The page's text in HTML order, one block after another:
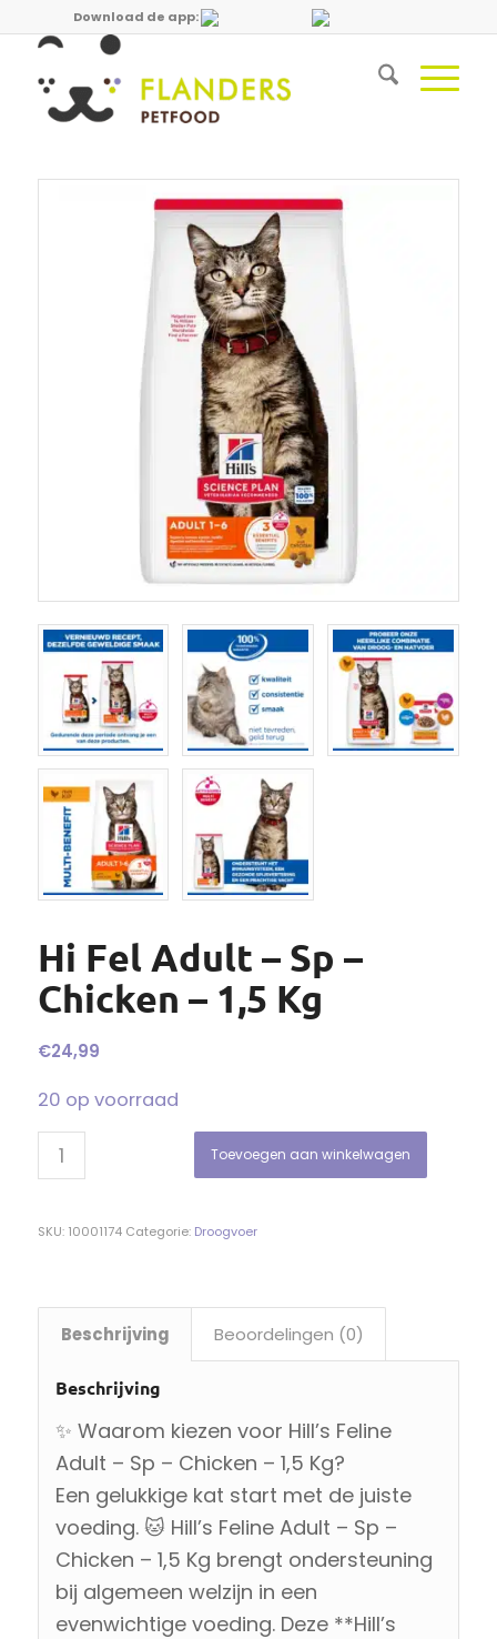
Download de app:
Hi Fel Adult – Sp –
Chicken – 1,5 Kg
€24,99
20 op voorraad
Toevoegen aan winkelwagen
SKU: 10001174 Categorie: Droogvoer
Beschrijving Beoordelingen (0)
Beschrijving
✨ Waarom kiezen voor Hill’s Feline
Adult – Sp – Chicken – 1,5 Kg?
Een gelukkige kat start met de juiste
voeding. 🐱 Hill’s Feline Adult – Sp –
Chicken – 1,5 Kg brengt ondersteuning
bij algemeen welzijn in een
evenwichtige voeding. Deze **Hill’s